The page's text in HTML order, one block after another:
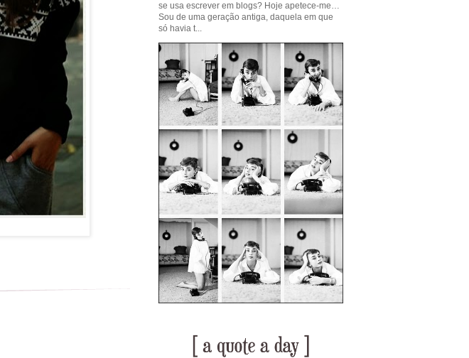
se usa escrever em blogs? Hoje apetece-me…
Sou de uma geração antiga, daquela em que
só havia t...